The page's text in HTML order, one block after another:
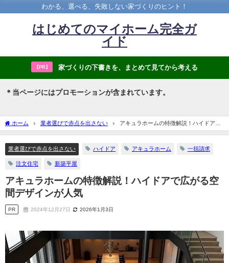
わかる、選べる、失敗しない家づくりのヒント！
はじめてのマイホーム完全ガ
イド
【PR】 家づくりの下書きを、まとめて見てから考える
＊当ページにはプロモーションが含まれています。
ホーム 業者選びで赤点を出さない
アキュラホームの特徴解説！ハイドアで
広がる空間デザインが人気
業者選びで赤点を出さない ハイドア アキュラホーム 一括請求
注文住宅 新築平屋
アキュラホームの特徴解説！ハイドアで広がる空
間デザインが人気
PR 2024年12月27日 2026年1月3日